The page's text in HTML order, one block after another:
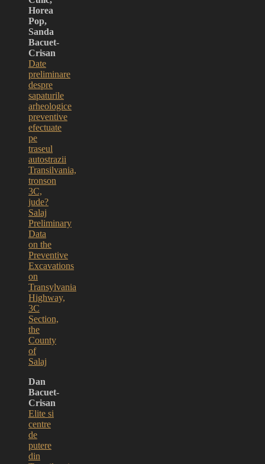
Horea
Pop,
Sanda
Bacuet-
Crisan
Date
preliminare
despre
sapaturile
arheologice
preventive
efectuate
pe
traseul
autostrazii
Transilvania,
tronson
3C,
jude?
Salaj
Preliminary
Data
on the
Preventive
Excavations
on
Transylvania
Highway,
3C
Section,
the
County
of
Salaj
Dan
Bacuet-
Crisan
Elite si
centre
de
putere
din